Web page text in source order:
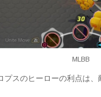
MLBB
プスのヒーローの利点は